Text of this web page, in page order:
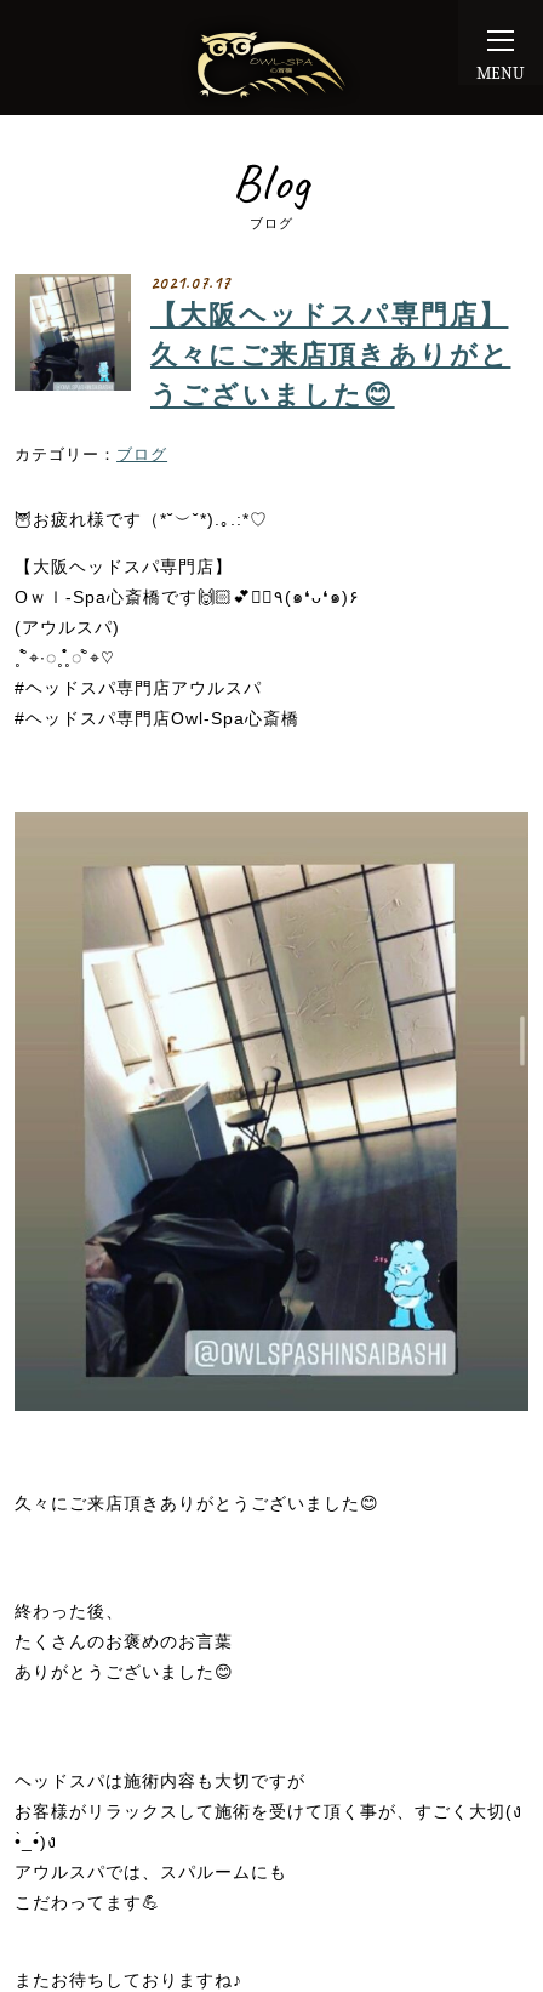
MENU
Blog
ブログ
2021.07.17
【大阪ヘッドスパ専門店】
久々にご来店頂きありがと
うございました😊
ブログ
🦉お疲れ様です（*˘︶˘*).｡.:*♡
【大阪ヘッドスパ専門店】
Oｗｌ-Spa心斎橋です🙌🏻💕💆‍♀️٩(๑❛ᴗ❛๑)۶
(アウルスパ)
˳˚̊̊⌖∙◌˳˳̊̊̊◌˚̊⌖♡
#ヘッドスパ専門店アウルスパ
#ヘッドスパ専門店Owl-Spa心斎橋
久々にご来店頂きありがとうございました😊
終わった後、
たくさんのお褒めのお言葉
ありがとうございました😊
ヘッドスパは施術内容も大切ですが
お客様がリラックスして施術を受けて頂く事が、すごく大切(ง
•̀_•́)ง
アウルスパでは、スパルームにも
こだわってます💪
またお待ちしておりますね♪